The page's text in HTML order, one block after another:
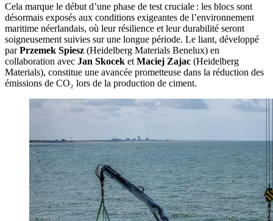
Cela marque le début d’une phase de test cruciale : les blocs sont
désormais exposés aux conditions exigeantes de l’environnement
maritime néerlandais, où leur résilience et leur durabilité seront
soigneusement suivies sur une longue période. Le liant, développé
parPrzemek Spiesz (Heidelberg Materials Benelux) en
collaboration avec Jan Skocek et Maciej Zajac (Heidelberg
Materials), constitue une avancée prometteuse dans la réduction des
émissions de CO₂ lors de la production de ciment.